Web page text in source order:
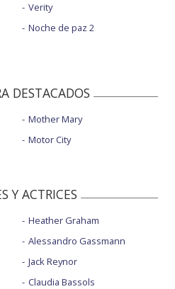
Verity
Noche de paz 2
DESTACADOS
Mother Mary
Motor City
Y ACTRICES
Heather Graham
Alessandro Gassmann
Jack Reynor
Claudia Bassols